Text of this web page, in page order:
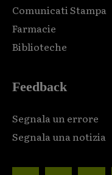
Comunicati Stampa
Farmacie
Biblioteche
Feedback
Segnala un errore
Segnala una notizia